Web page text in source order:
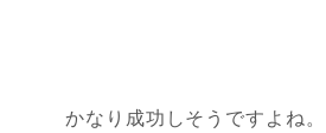
かなり成功しそうですよね。